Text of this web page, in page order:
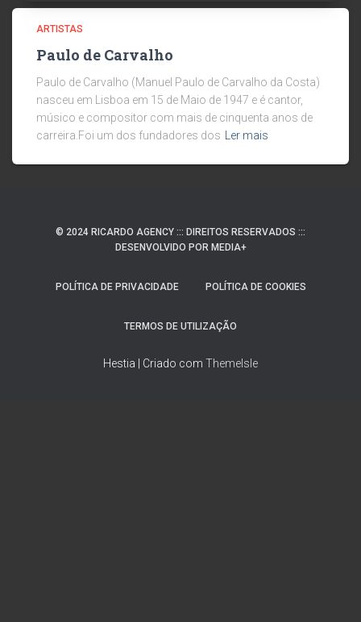
ARTISTAS
Paulo de Carvalho
Paulo de Carvalho (Manuel Paulo de Carvalho da Costa)
nasceu em Lisboa em 15 de Maio de 1947 e é cantor,
músico e compositor com mais de cinquenta anos de
carreira.Foi um dos fundadores dos
Ler mais
© 2024 RICARDO AGENCY ::: DIREITOS RESERVADOS :::
DESENVOLVIDO POR MEDIA+
POLÍTICA DE PRIVACIDADE POLÍTICA DE COOKIES
TERMOS DE UTILIZAÇÃO
Hestia | Criado com ThemeIsle